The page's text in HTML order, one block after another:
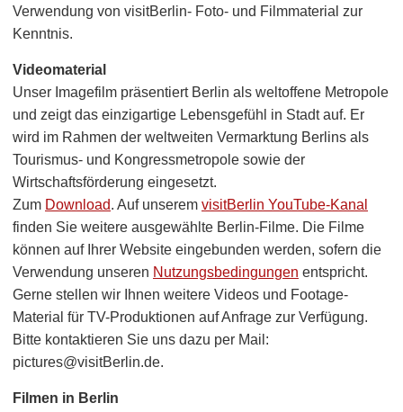
Verwendung von visitBerlin- Foto- und Filmmaterial zur
Kenntnis.
Videomaterial
Unser Imagefilm präsentiert Berlin als weltoffene Metropole
und zeigt das einzigartige Lebensgefühl in Stadt auf. Er
wird im Rahmen der weltweiten Vermarktung Berlins als
Tourismus- und Kongressmetropole sowie der
Wirtschaftsförderung eingesetzt.
Zum Download. Auf unserem visitBerlin YouTube-Kanal
finden Sie weitere ausgewählte Berlin-Filme. Die Filme
können auf Ihrer Website eingebunden werden, sofern die
Verwendung unseren Nutzungsbedingungen entspricht.
Gerne stellen wir Ihnen weitere Videos und Footage-
Material für TV-Produktionen auf Anfrage zur Verfügung.
Bitte kontaktieren Sie uns dazu per Mail:
pictures@visitBerlin.de.
Filmen in Berlin